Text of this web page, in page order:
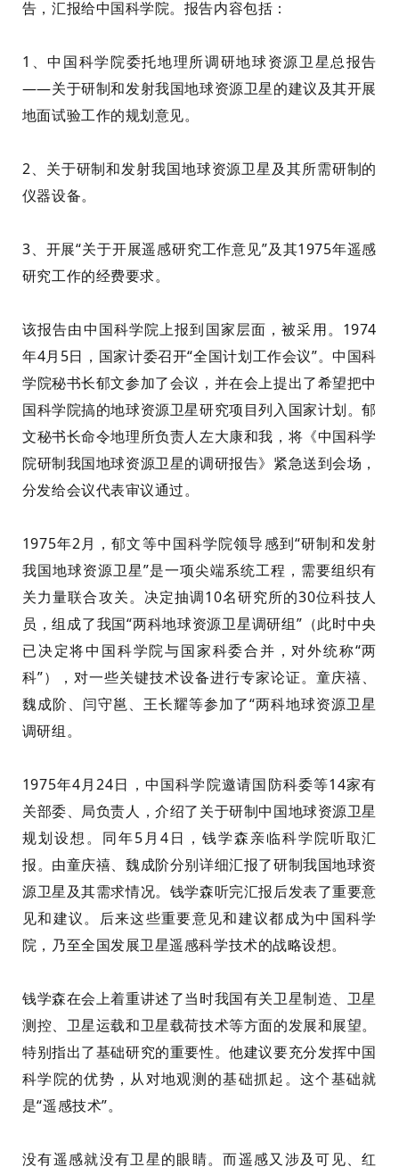
告，汇报给中国科学院。 报告内容包括：
1、中国科学院委托地理所调研地球资源卫星总报告
——关于研制和发射我国地球资源卫星的建议及其开展
地面试验工作的规划意见。
2、关于研制和发射我国地球资源卫星及其所需研制的
仪器设备。
3、 开展“关于开展遥感研究工作意见”及其1975年遥感
研究工作的经费要求。
该报告由中国科学院上报到国家层面，被采用。1974
年4月5日，国家计委召开“全国计划工作会议”。中国科
学院秘书长郁文参加了会议，并在会上提出了希望把中
国科学院搞的地球资源卫星研究项目列入国家计划。郁
文秘书长命令地理所负责人左大康和我 ，将《中国科学
院研制我国地球资源卫星的调研报告》紧急送到会场，
分发给会议代表审议通过。
1975年2月 ，郁文等中国科学院领导感到“研制和发射
我国地球资源卫星”是一项尖端系统工程，需要组织有
关力量联合攻关。决定抽调10名研究所的30位科技人
员，组成了我国“两科地球资源卫星调研组”（此时中央
已决定将中国科学院与国家科委合并，对外统称“两
科”），对一些关键技术设备进行专家论证。童庆禧、
魏成阶、闫守邕、王长耀等参加了“两科地球资源卫星
调研组。
1975年4月24日， 中国科学院邀请国防科委等14家有
关部委、局负责人，介绍了关于研制中国地球资源卫星
规划设想。同年5月4日，钱学森亲临科学院听取汇
报。由童庆禧、魏成阶分别详细汇报了研制我国地球资
源卫星及其需求情况。钱学森听完汇报后发表了重要意
见和建议。 后来这些重要意见和建议都成为中国科学
院，乃至全国发展卫星遥感科学技术的战略设想。
钱学森在会上着重讲述了当时我国有关卫星制造、卫星
测控、卫星运载和卫星载荷技术等方面的发展和展望。
特别指出了基础研究的重要性。他建议要充分发挥中国
科学院的优势，从对地观测的基础抓起。这个基础就
是“遥感技术”。
没有遥感就没有卫星的眼睛。而遥感又涉及可见、红